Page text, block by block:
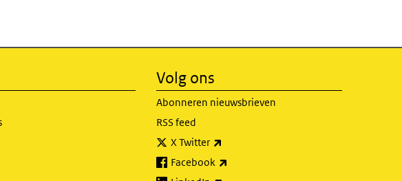
Volg ons
Abonneren nieuwsbrieven
RSS feed
X Twitter
Facebook